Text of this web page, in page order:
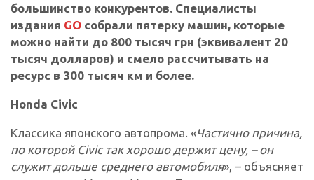
большинство конкурентов. Специалисты
издания GO собрали пятерку машин, которые
можно найти до 800 тысяч грн (эквивалент 20
тысяч долларов) и смело рассчитывать на
ресурс в 300 тысяч км и более.
Honda Civic
Классика японского автопрома. «Частично причина,
по которой Civic так хорошо держит цену, – он
служит дольше среднего автомобиля», – объясняет